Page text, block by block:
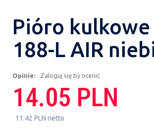
Pióro kulkowe
188-L AIR
Opinie: Zaloguj się by ocenić
14.05 PLN
11.42 PLN netto